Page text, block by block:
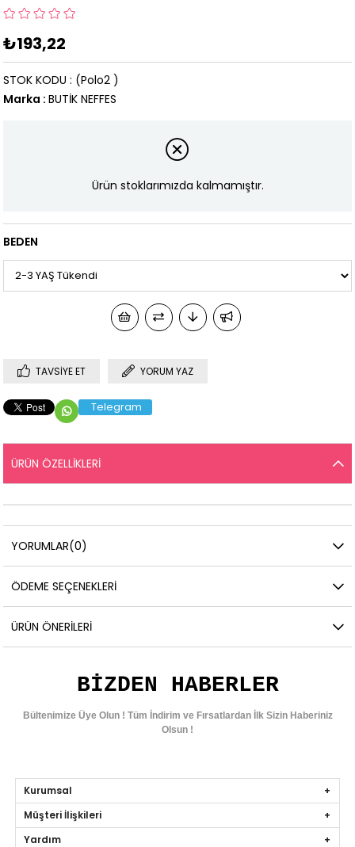
₺193,22
(Polo2 )
STOK KODU
Marka : BUTİK NEFFES
Ürün stoklarımızda kalmamıştır.
BEDEN
TAVSIYE ET YORUM YAZ
Telegram
ÜRÜN ÖZELLIKLERI
YORUMLAR(0)
ÖDEME SEÇENEKLERI
ÜRÜN ÖNERILERI
BIZDEN HABERLER
Bültenimize Üye Olun ! Tüm İndirim ve Fırsatlardan İlk Sizin Haberiniz
Olsun !
Kurumsal
Müşteri İlişkileri
Yardım